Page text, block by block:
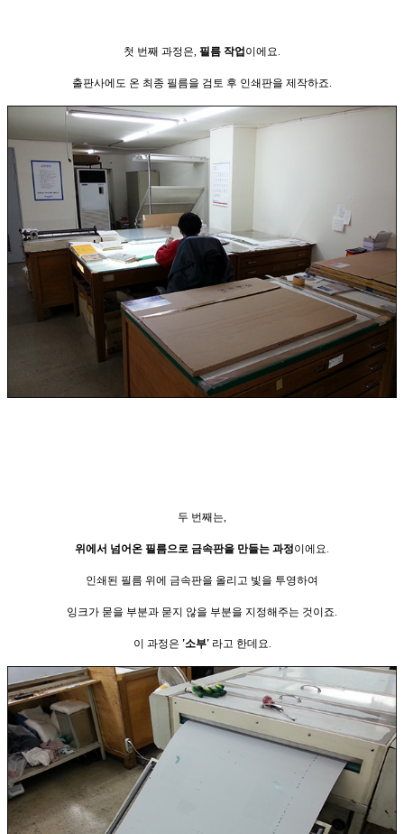
첫 번째 과정은, 필름 작업이에요.
출판사에도 온 최종 필름을 검토 후 인쇄판을 제작하죠.
두 번째는,
위에서 넘어온 필름으로 금속판을 만들는 과정이에요.
인쇄된 필름 위에 금속판을 올리고 빛을 투영하여
잉크가 묻을 부분과 묻지 않을 부분을 지정해주는 것이죠.
이 과정은 '소부' 라고 한데요.